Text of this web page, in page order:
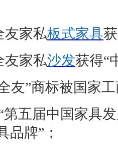
友家私板式家具
友家私沙发获得“
友”商标被国家
第五届中国家具
品牌” ；